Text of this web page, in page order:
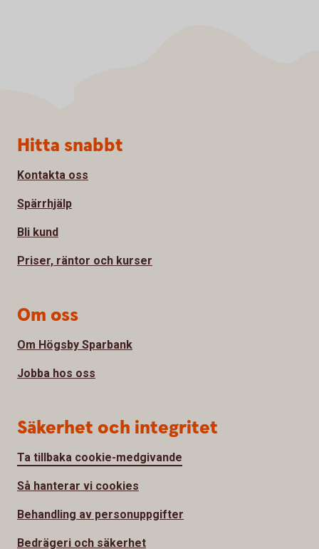
Sidfot
Hitta snabbt
Kontakta oss
Spärrhjälp
Bli kund
Priser, räntor och kurser
Om oss
Om Högsby Sparbank
Jobba hos oss
Säkerhet och integritet
Ta tillbaka cookie-medgivande
Så hanterar vi cookies
Behandling av personuppgifter
Bedrägeri och säkerhet